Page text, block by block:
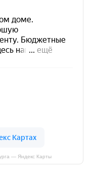
— Яндекс Карты